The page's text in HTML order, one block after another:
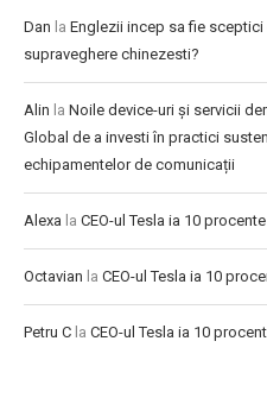
Dan la Englezii incep sa fie
supraveghere chinezesti?
Alin la Noile device-uri și servicii
Global de a investi în practici
echipamentelor de comunicații
Alexa la CEO-ul Tesla ia 10
Octavian la CEO-ul Tesla ia 10
Petru C la CEO-ul Tesla ia 10